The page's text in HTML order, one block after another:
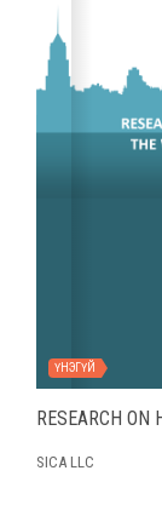
ҮНЭГҮЙ
RESEARCH
SICA LLC